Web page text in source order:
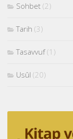
Sohbet (2)
Tarih (3)
Tasavvuf(1)
Usûl (20)